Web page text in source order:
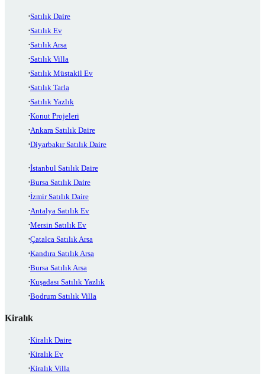
Satılık Daire
Satılık Ev
Satılık Arsa
Satılık Villa
Satılık Müstakil Ev
Satılık Tarla
Satılık Yazlık
Konut Projeleri
Ankara Satılık Daire
Diyarbakır Satılık Daire
İstanbul Satılık Daire
Bursa Satılık Daire
İzmir Satılık Daire
Antalya Satılık Ev
Mersin Satılık Ev
Çatalca Satılık Arsa
Kandıra Satılık Arsa
Bursa Satılık Arsa
Kuşadası Satılık Yazlık
Bodrum Satılık Villa
Kiralık
Kiralık Daire
Kiralık Ev
Kiralık Villa